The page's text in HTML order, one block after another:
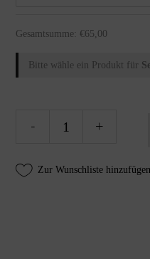
Gesamtsumme: €65,00
Bitte wähle ein Produkt für
Weihnachten,
- +
Zur Wunschliste hinzufügen